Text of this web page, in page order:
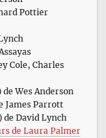
Pottier
Cole, Charles
de Wes Anderson
James Parrott
de David Lynch
de Laura Palmer